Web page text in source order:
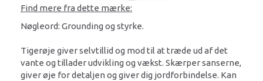
Find mere fra dette mærke:
Nøgleord: Grounding og styrke.
Tigerøje giver selvtillid og mod til at træde ud af det
vante og tillader udvikling og vækst. Skærper sanserne,
giver øje for detaljen og giver dig jordforbindelse. Kan